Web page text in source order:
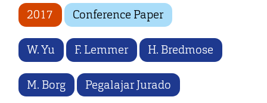
2017 Conference Paper
W. Yu F. Lemmer H. Bredmose
M. Borg Pegalajar Jurado